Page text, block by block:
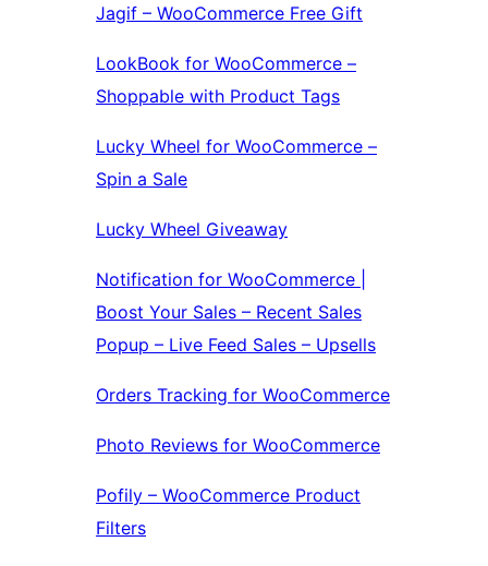
Jagif – WooCommerce Free Gift
LookBook for WooCommerce –
Shoppable with Product Tags
Lucky Wheel for WooCommerce –
Spin a Sale
Lucky Wheel Giveaway
Notification for WooCommerce |
Boost Your Sales – Recent Sales
Popup – Live Feed Sales – Upsells
Orders Tracking for WooCommerce
Photo Reviews for WooCommerce
Pofily – WooCommerce Product
Filters